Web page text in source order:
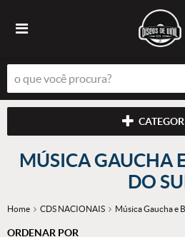
MÚSICA GAUCHA
DO
Home CDS NACIONAIS Música Gaucha e
ORDENAR POR